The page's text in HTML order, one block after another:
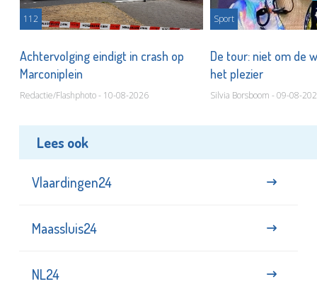
112
Achtervolging eindigt in crash op
Marconiplein
Redactie/Flashphoto - 10-08-2026
Sport
De tour: niet om de
het plezier
Silvia Borsboom - 09-08-
Lees ook
Vlaardingen24
Maassluis24
NL24